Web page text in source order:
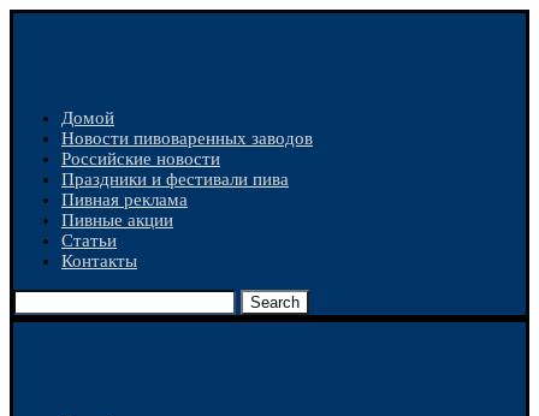
Домой
Новости пивоваренных заводов
Российские новости
Праздники и фестивали пива
Пивная реклама
Пивные акции
Статьи
Контакты
Search